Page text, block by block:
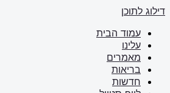
דילוג לתוכן
עמוד הבית
עלינו
מאמרים
בריאות
חדשות